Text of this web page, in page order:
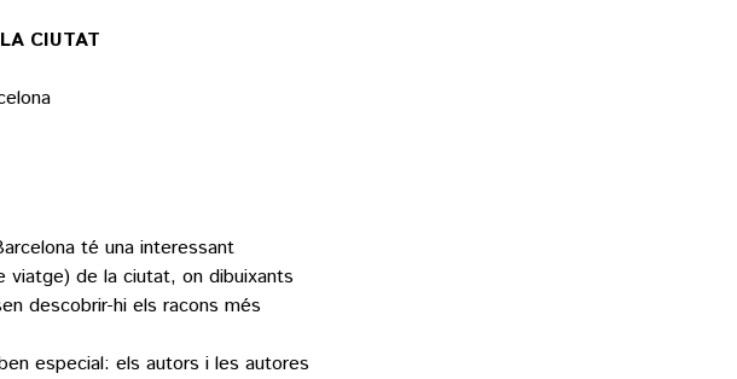
CIUTAT
té una interessant
viatge) de la ciutat, on dibuixants
descobrir-hi els racons més
especial: els autors i les autores